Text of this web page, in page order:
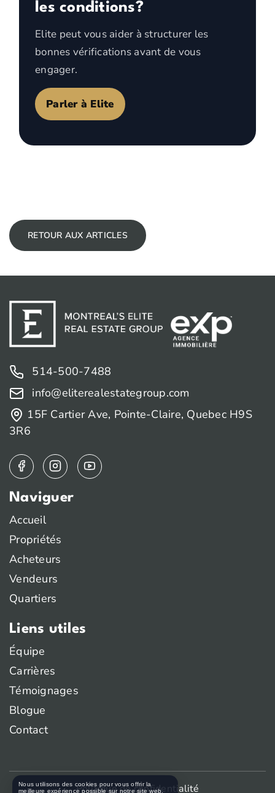
les conditions?
Elite peut vous aider à structurer les
bonnes vérifications avant de vous
engager.
Parler à Elite
RETOUR AUX ARTICLES
514-500-7488
info@eliterealestategroup.com
15F Cartier Ave, Pointe-Claire, Quebec H9S
3R6
Naviguer
Accueil
Propriétés
Acheteurs
Vendeurs
Quartiers
Liens utiles
Équipe
Carrières
Témoignages
Blogue
Contact
Politique de confidentialité
Nous utilisons des cookies pour vous offrir la
meilleure expérience possible sur notre site web.